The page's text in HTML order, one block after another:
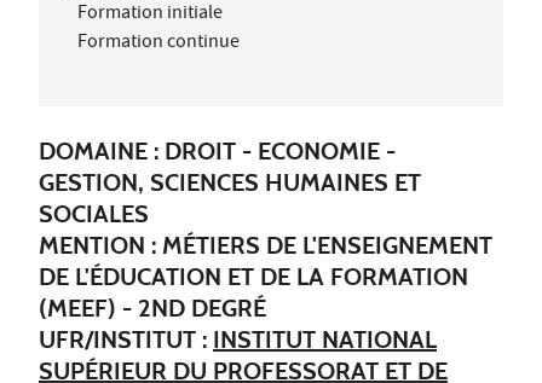
Formation initiale
Formation continue
DOMAINE : DROIT - ECONOMIE -
GESTION, SCIENCES HUMAINES ET
SOCIALES
MENTION : MÉTIERS DE L'ENSEIGNEMENT
DE L'ÉDUCATION ET DE LA FORMATION
(MEEF) - 2ND DEGRÉ
UFR/INSTITUT : INSTITUT NATIONAL
SUPÉRIEUR DU PROFESSORAT ET DE